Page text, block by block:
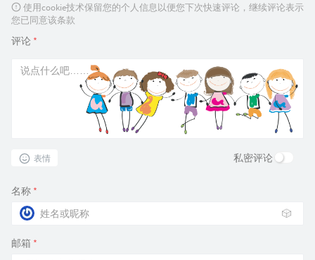
使用cookie技术保留您的个人信息以便您下次快速评论，继续评论表示
您已同意该条款
评论 *
表情 私密评论
名称 *
🎲
邮箱 *